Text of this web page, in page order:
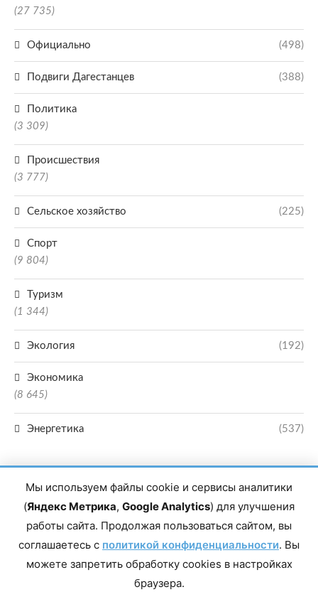
(27 735)
Официально (498)
Подвиги Дагестанцев (388)
Политика
(3 309)
Происшествия
(3 777)
Сельское хозяйство (225)
Спорт
(9 804)
Туризм
(1 344)
Экология (192)
Экономика
(8 645)
Энергетика (537)
Главный редактор сетевого издания Магомаев Тимур Нухович. Контакты
редакции: 8(988)-292-94-34 Почта: vestiskfo@gmail.com По вопросам
Дагестан, г. Махачкала, пр-т Насрутдинова, д. 1а. Все права защищены.
Копирование и использование полных материалов запрещено, частичное
цитирование возможно только при условии гиперссылки на сайт mirmol.ru.
Мы используем файлы cookie и сервисы аналитики
(Яндекс Метрика, Google Analytics) для улучшения
работы сайта. Продолжая пользоваться сайтом, вы
соглашаетесь с политикой конфиденциальности. Вы
можете запретить обработку cookies в настройках
браузера.